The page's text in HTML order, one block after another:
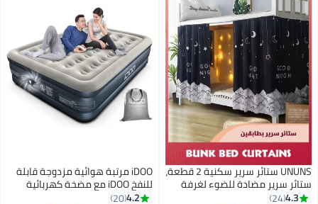
UNUNS ستائر سرير سكنية 2 قطعة،
ستائر سرير مضادة للضوء لغرفة
السكن، غطاء خصوصية قبة خلفية
4.3
24
iDOO مرتبة هوائية مزدوجة قابلة
للنفخ iDOO مع مضخة كهربائية
مدمجة، 152 × 203 × 46 سم، كوين، 4.2
20